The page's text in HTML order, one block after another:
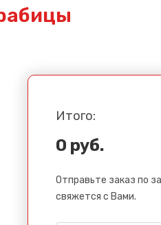
Итого:
0 руб.
Отправьте заказ по
свяжется с Вами.